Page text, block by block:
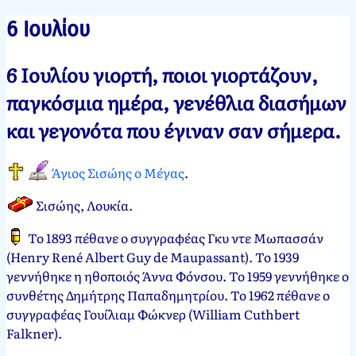
6 Ιουλίου
Νεκτάριος
Παπασπύρου
6
Ιουλίου,
20127
Ιουλίου,
2024
6 Ιουλίου γιορτή, ποιοι γιορτάζουν,
παγκόσμια ημέρα, γενέθλια διασήμων
και γεγονότα που έγιναν σαν σήμερα.
Άγιος Σισώης ο Μέγας.
Σισώης, Λουκία.
Το 1893 πέθανε ο συγγραφέας Γκυ ντε Μωπασσάν
(Henry René Albert Guy de Maupassant). Το 1939
γεννήθηκε η ηθοποιός Άννα Φόνσου. Το 1959 γεννήθηκε ο
συνθέτης Δημήτρης Παπαδημητρίου. Το 1962 πέθανε ο
συγγραφέας Γουίλιαμ Φώκνερ (William Cuthbert
Falkner).